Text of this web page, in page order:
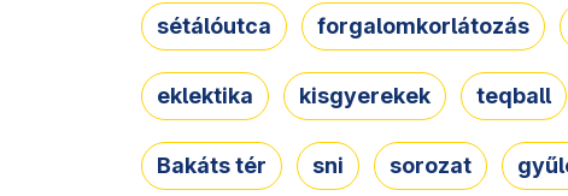
sétálóutca forgalomkorlátozás
eklektika kisgyerekek teqball
Bakáts tér sni sorozat